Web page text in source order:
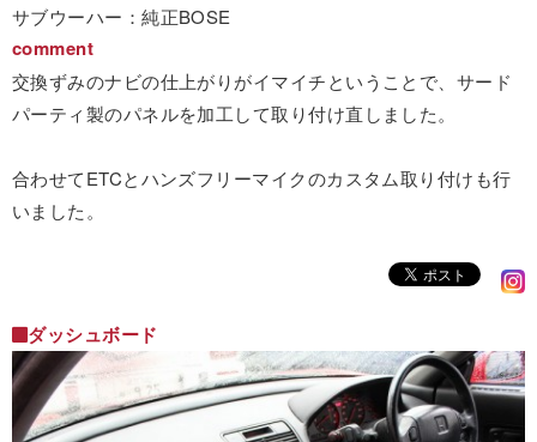
サブウーハー：純正BOSE
comment
交換ずみのナビの仕上がりがイマイチということで、サード
パーティ製のパネルを加工して取り付け直しました。
合わせてETCとハンズフリーマイクのカスタム取り付けも行
いました。
ダッシュボード